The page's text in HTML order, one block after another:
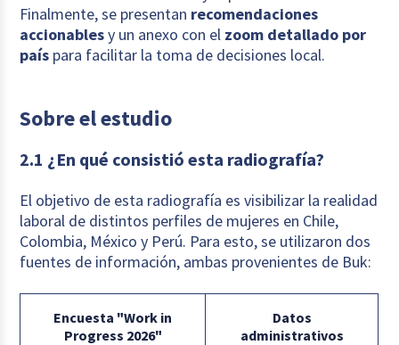
Finalmente, se presentan recomendaciones
accionablesy un anexo con el zoom detallado por
país para facilitar la toma de decisiones local.
Sobre el estudio
2.1 ¿En qué consistió esta radiografía?
El objetivo de esta radiografía es visibilizar la realidad
laboral de distintos perfiles de mujeres en Chile,
Colombia, México y Perú. Para esto, se utilizaron dos
fuentes de información, ambas provenientes de Buk:
Encuesta "Work in
Progress 2026"
Datos
administrativos